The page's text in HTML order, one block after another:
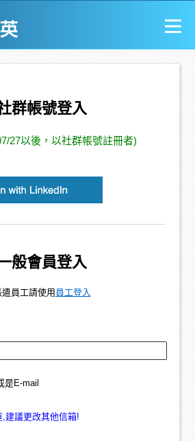
群帳號登入
27以後，以社群帳號註冊者)
般會員登入
遣員工請使用 員工登入
是E-mail
,建議更改其他信箱!